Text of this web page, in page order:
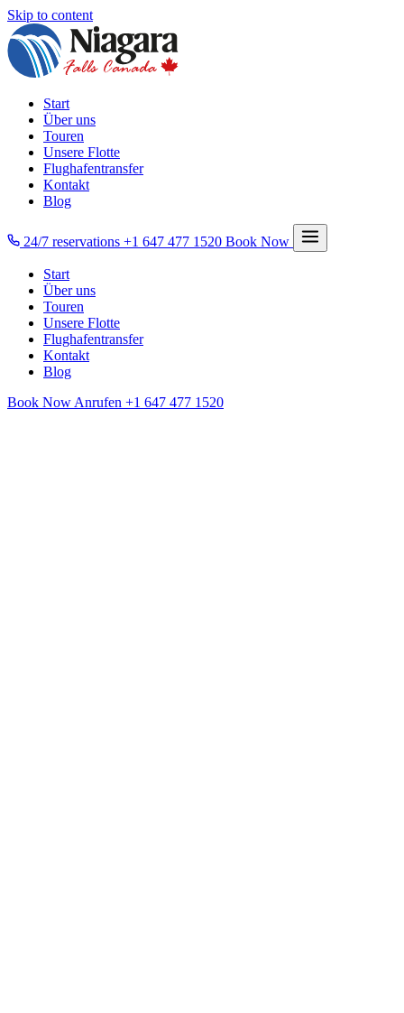
Skip to content
Start
Über uns
Touren
Unsere Flotte
Flughafentransfer
Kontakt
Blog
24/7 reservations +1 647 477 1520 Book Now
Start
Über uns
Touren
Unsere Flotte
Flughafentransfer
Kontakt
Blog
Book Now Anrufen +1 647 477 1520